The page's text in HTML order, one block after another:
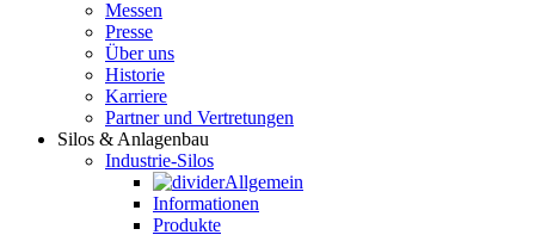
Messen
Presse
Über uns
Historie
Karriere
Partner und Vertretungen
Silos & Anlagenbau
Industrie-Silos
Allgemein
Informationen
Produkte